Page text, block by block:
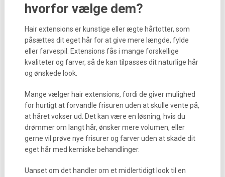
hvorfor vælge dem?
Hair extensions er kunstige eller ægte hårtotter, som
påsættes dit eget hår for at give mere længde, fylde
eller farvespil. Extensions fås i mange forskellige
kvaliteter og farver, så de kan tilpasses dit naturlige hår
og ønskede look.
Mange vælger hair extensions, fordi de giver mulighed
for hurtigt at forvandle frisuren uden at skulle vente på,
at håret vokser ud. Det kan være en løsning, hvis du
drømmer om langt hår, ønsker mere volumen, eller
gerne vil prøve nye frisurer og farver uden at skade dit
eget hår med kemiske behandlinger.
Uanset om det handler om et midlertidigt look til en